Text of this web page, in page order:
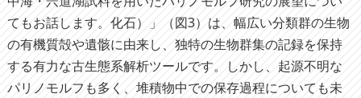
てもお話します。化石）」（図3）は、幅広い分類群の生物
の有機質殻や遺骸に由来し、独特の生物群集の記録を保持
する有力な古生態系解析ツールです。しかし、起源不明な
パリノモルフも多く、堆積物中での保存過程についても未